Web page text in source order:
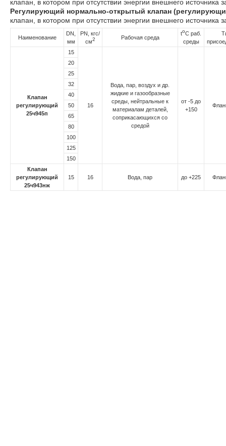
клапан, в котором при отсутствии энергии внешнего источника
Регулирующий нормально-открытый клапан
клапан, в котором при отсутствии энергии внешнего источника
Наименование
DN,
мм
PN, кгс/
см2 Рабочая среда
toC раб.
среды
Клапан
регулирующий
25ч945п
15
16
Вода, пар, воздух и др.
жидкие и газообразные
среды, нейтральные к
материалам деталей,
соприкасающихся со
средой
от -5 до
+150
20
25
32
40
50
65
80
100
125
150
Клапан
регулирующий
25ч943нж
15 16 Вода, пар до +225